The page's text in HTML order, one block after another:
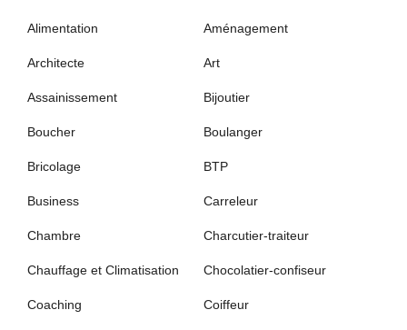
Alimentation Aménagement
Architecte Art
Assainissement Bijoutier
Boucher Boulanger
Bricolage BTP
Business Carreleur
Chambre Charcutier-traiteur
Chauffage et Climatisation Chocolatier-confiseur
Coaching Coiffeur